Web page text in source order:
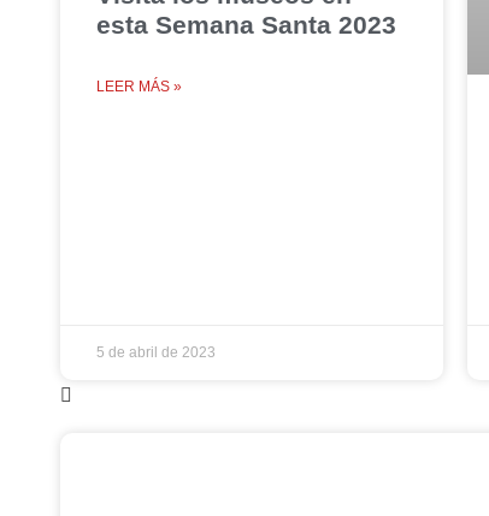
esta Semana Santa 2023
LEER MÁS »
5 de abril de 2023